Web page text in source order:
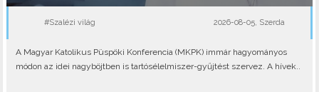
#Szalézi világ 2026-08-05, Szerda
A Magyar Katolikus Püspöki Konferencia (MKPK) immár hagyományos
módon az idei nagyböjtben is tartósélelmiszer-gyűjtést szervez. A hívek..